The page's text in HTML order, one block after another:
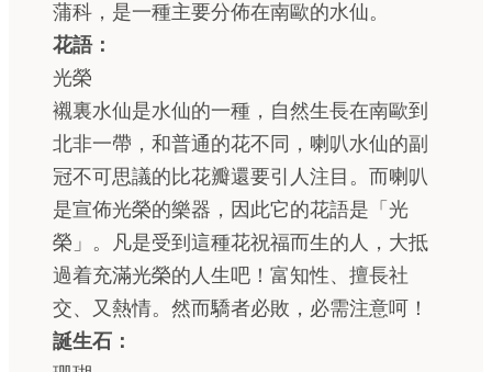
蒲科，是一種主要分佈在南歐的水仙。
花語：
光榮
襯裏水仙是水仙的一種，自然生長在南歐到
北非一帶，和普通的花不同，喇叭水仙的副
冠不可思議的比花瓣還要引人注目。而喇叭
是宣佈光榮的樂器，因此它的花語是「光
榮」。凡是受到這種花祝福而生的人，大抵
過着充滿光榮的人生吧！富知性、擅長社
交、又熱情。然而驕者必敗，必需注意呵！
誕生石：